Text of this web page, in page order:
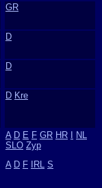
GR
D
D
D Kre
A D E F GR HR
NL
SLO Zyp
A D F IRL S